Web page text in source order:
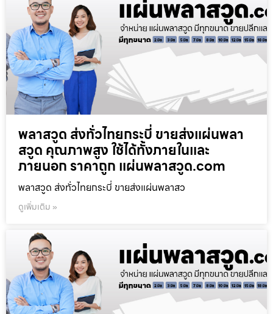
พลาสวูด ส่งทั่วไทยกระบี่ ขายส่งแผ่นพลา
สวูด คุณภาพสูง ใช้ได้ทั้งภายในและ
ภายนอก ราคาถูก แผ่นพลาสวูด.com
พลาสวูด ส่งทั่วไทยกระบี่ ขายส่งแผ่นพลาสว
ดูเพิ่มเติม »